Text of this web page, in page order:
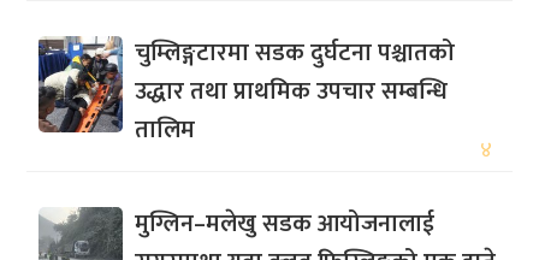
चुम्लिङ्गटारमा सडक दुर्घटना पश्चातको
उद्धार तथा प्राथमिक उपचार सम्बन्धि
तालिम
४
मुग्लिन–मलेखु सडक आयोजनालाई